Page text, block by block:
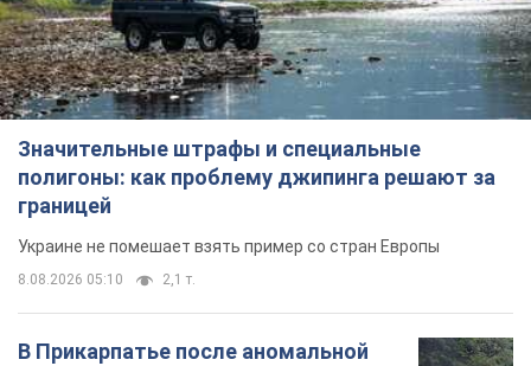
Значительные штрафы и специальные
полигоны: как проблему джипинга решают за
границей
Украине не помешает взять пример со стран Европы
8.08.2026 05:10 2,1 т.
В Прикарпатье после аномальной